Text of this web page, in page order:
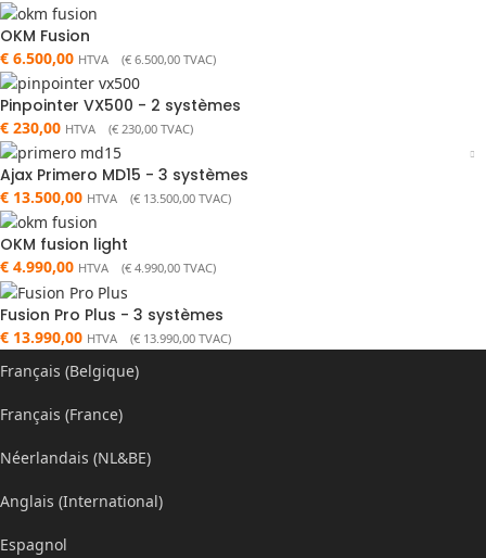
OKM Fusion
€ 6.500,00 HTVA (€ 6.500,00 TVAC)
Pinpointer VX500 - 2 systèmes
€ 230,00 HTVA (€ 230,00 TVAC)
Ajax Primero MD15 - 3 systèmes
€ 13.500,00 HTVA (€ 13.500,00 TVAC)
OKM fusion light
€ 4.990,00 HTVA (€ 4.990,00 TVAC)
Fusion Pro Plus - 3 systèmes
€ 13.990,00 HTVA (€ 13.990,00 TVAC)
Français (Belgique)
Français (France)
Néerlandais (NL&BE)
Anglais (International)
Espagnol